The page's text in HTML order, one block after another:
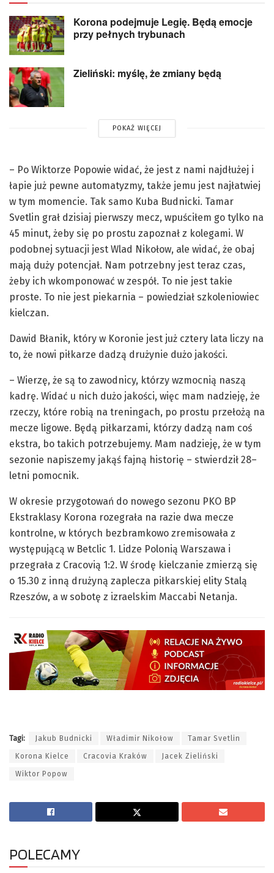
Korona podejmuje Legię. Będą emocje
przy pełnych trybunach
Zieliński: myślę, że zmiany będą
POKAŻ WIĘCEJ
– Po Wiktorze Popowie widać, że jest z nami najdłużej i
łapie już pewne automatyzmy, także jemu jest najłatwiej
w tym momencie. Tak samo Kuba Budnicki. Tamar
Svetlin grał dzisiaj pierwszy mecz, wpuściłem go tylko na
45 minut, żeby się po prostu zapoznał z kolegami. W
podobnej sytuacji jest Wlad Nikołow, ale widać, że obaj
mają duży potencjał. Nam potrzebny jest teraz czas,
żeby ich wkomponować w zespół. To nie jest takie
proste. To nie jest piekarnia – powiedział szkoleniowiec
kielczan.
Dawid Błanik, który w Koronie jest już cztery lata liczy na
to, że nowi piłkarze dadzą drużynie dużo jakości.
– Wierzę, że są to zawodnicy, którzy wzmocnią naszą
kadrę. Widać u nich dużo jakości, więc mam nadzieję, że
rzeczy, które robią na treningach, po prostu przełożą na
mecze ligowe. Będą piłkarzami, którzy dadzą nam coś
ekstra, bo takich potrzebujemy. Mam nadzieję, że w tym
sezonie napiszemy jakąś fajną historię – stwierdził 28–
letni pomocnik.
W okresie przygotowań do nowego sezonu PKO BP
Ekstraklasy Korona rozegrała na razie dwa mecze
kontrolne, w których bezbramkowo zremisowała z
występującą w Betclic 1. Lidze Polonią Warszawa i
przegrała z Cracovią 1:2. W środę kielczanie zmierzą się
o 15.30 z inną drużyną zaplecza piłkarskiej elity Stalą
Rzeszów, a w sobotę z izraelskim Maccabi Netanja.
Tagi: Jakub Budnicki Władimir Nikołow Tamar Svetlin
Korona Kielce Cracovia Kraków Jacek Zieliński
Wiktor Popow
POLECAMY